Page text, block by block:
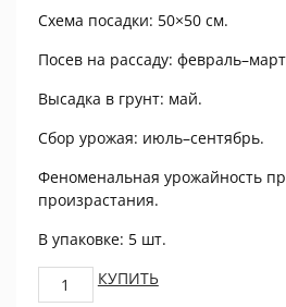
Схема посадки: 50×50 см.
Посев на рассаду:
Высадка в грунт: май.
Сбор урожая: июль–сентябрь.
Феноменальная урожайность
произрастания.
В упаковке: 5 шт.
Перец
сладкий
КУПИТЬ